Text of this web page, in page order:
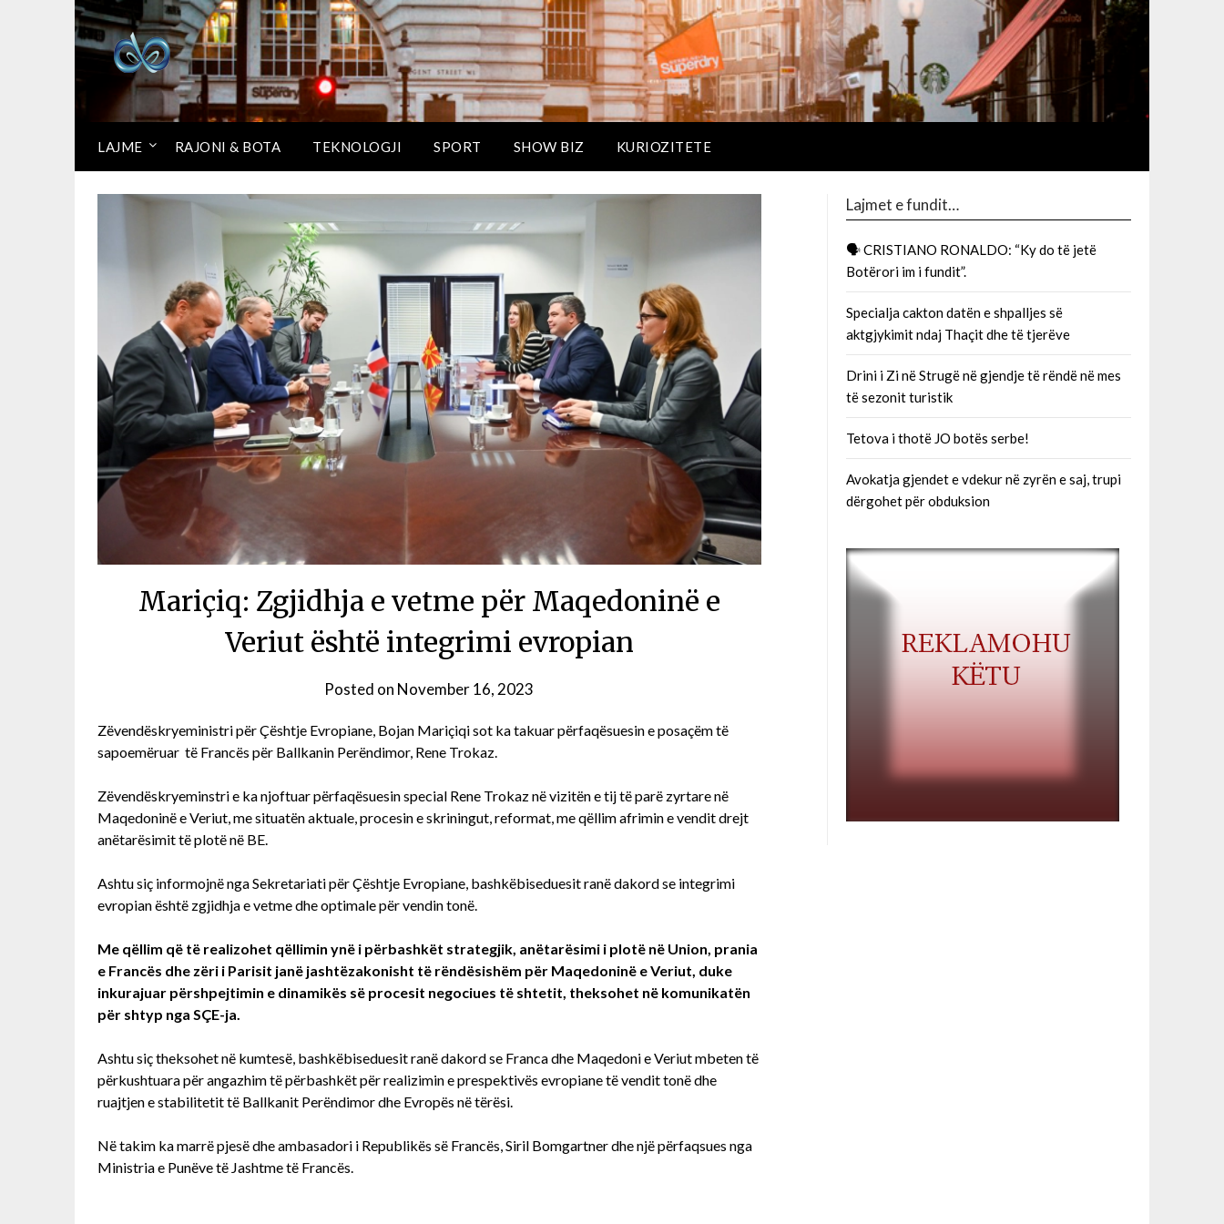
LAJME RAJONI & BOTA TEKNOLOGJI SPORT SHOW BIZ KURIOZITETE
Mariçiq: Zgjidhja e vetme për Maqedoninë e
Veriut është integrimi evropian
Posted on November 16, 2023
Zëvendëskryeministri për Çështje Evropiane, Bojan Mariçiqi sot ka takuar përfaqësuesin e posaçëm të
sapoemëruar të Francës për Ballkanin Perëndimor, Rene Trokaz.
Zëvendëskryeminstri e ka njoftuar përfaqësuesin special Rene Trokaz në vizitën e tij të parë zyrtare në
Maqedoninë e Veriut, me situatën aktuale, procesin e skriningut, reformat, me qëllim afrimin e vendit drejt
anëtarësimit të plotë në BE.
Ashtu siç informojnë nga Sekretariati për Çështje Evropiane, bashkëbiseduesit ranë dakord se integrimi
evropian është zgjidhja e vetme dhe optimale për vendin tonë.
Me qëllim që të realizohet qëllimin ynë i përbashkët strategjik, anëtarësimi i plotë në Union, prania
e Francës dhe zëri i Parisit janë jashtëzakonisht të rëndësishëm për Maqedoninë e Veriut, duke
inkurajuar përshpejtimin e dinamikës së procesit negociues të shtetit, theksohet në komunikatën
për shtyp nga SÇE-ja.
Ashtu siç theksohet në kumtesë, bashkëbiseduesit ranë dakord se Franca dhe Maqedoni e Veriut mbeten të
përkushtuara për angazhim të përbashkët për realizimin e prespektivës evropiane të vendit tonë dhe
ruajtjen e stabilitetit të Ballkanit Perëndimor dhe Evropës në tërësi.
Në takim ka marrë pjesë dhe ambasadori i Republikës së Francës, Siril Bomgartner dhe një përfaqsues nga
Ministria e Punëve të Jashtme të Francës.
Lajmet e fundit…
🗣 CRISTIANO RONALDO: “Ky do të jetë
Botërori im i fundit”.
Specialja cakton datën e shpalljes së
aktgjykimit ndaj Thaçit dhe të tjerëve
Drini i Zi në Strugë në gjendje të rëndë në mes
të sezonit turistik
Tetova i thotë JO botës serbe!
Avokatja gjendet e vdekur në zyrën e saj, trupi
dërgohet për obduksion